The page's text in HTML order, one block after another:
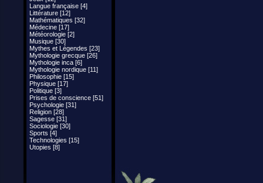
Langue française [4]
Littérature [12]
Mathématiques [32]
Médecine [17]
Météorologie [2]
Musique [30]
Mythes et Légendes [23]
Mythologie grecque [26]
Mythologie inca [6]
Mythologie nordique [11]
Philosophie [15]
Physique [17]
Politique [3]
Prises de conscience [51]
Psychologie [31]
Religion [28]
Sagesse [31]
Sociologie [30]
Sports [4]
Technologies [15]
Utopies [8]